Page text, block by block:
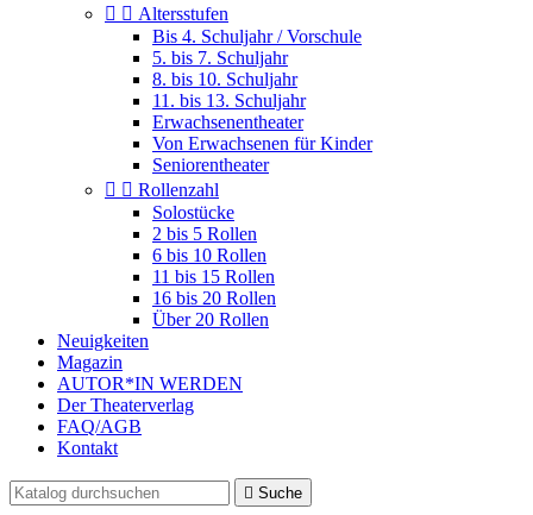
  Altersstufen
Bis 4. Schuljahr / Vorschule
5. bis 7. Schuljahr
8. bis 10. Schuljahr
11. bis 13. Schuljahr
Erwachsenentheater
Von Erwachsenen für Kinder
Seniorentheater
  Rollenzahl
Solostücke
2 bis 5 Rollen
6 bis 10 Rollen
11 bis 15 Rollen
16 bis 20 Rollen
Über 20 Rollen
Neuigkeiten
Magazin
AUTOR*IN WERDEN
Der Theaterverlag
FAQ/AGB
Kontakt
 Suche